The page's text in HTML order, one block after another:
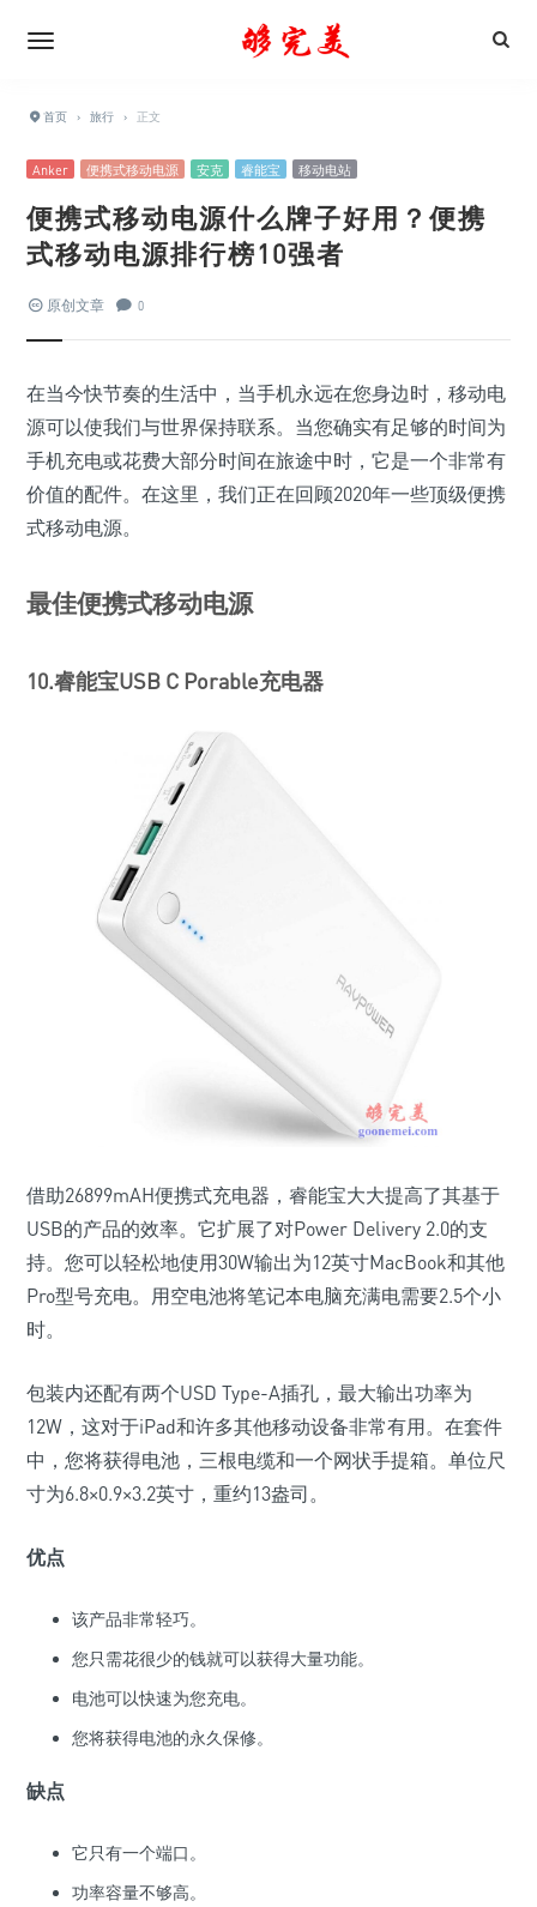
首页 › 旅行 › 正文
Anker 便携式移动电源 安克 睿能宝 移动电站
便携式移动电源什么牌子好用？便携
式移动电源排行榜10强者
原创文章 0
在当今快节奏的生活中，当手机永远在您身边时，移动电
源可以使我们与世界保持联系。当您确实有足够的时间为
手机充电或花费大部分时间在旅途中时，它是一个非常有
价值的配件。在这里，我们正在回顾2020年一些顶级便携
式移动电源。
最佳便携式移动电源
10.睿能宝USB C Porable充电器
借助26899mAH便携式充电器，睿能宝大大提高了其基于
USB的产品的效率。它扩展了对Power Delivery 2.0的支
持。您可以轻松地使用30W输出为12英寸MacBook和其他
Pro型号充电。用空电池将笔记本电脑充满电需要2.5个小
时。
包装内还配有两个USD Type-A插孔，最大输出功率为
12W，这对于iPad和许多其他移动设备非常有用。在套件
中，您将获得电池，三根电缆和一个网状手提箱。单位尺
寸为6.8×0.9×3.2英寸，重约13盎司。
优点
该产品非常轻巧。
您只需花很少的钱就可以获得大量功能。
电池可以快速为您充电。
您将获得电池的永久保修。
缺点
它只有一个端口。
功率容量不够高。